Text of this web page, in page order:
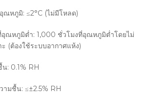
ณหภูมิ: ≤2°C (ไม่มีโหลด)
อุณหภูมิต่ำ: 1,000 ชั่วโมงที่อุณหภูมิต่ำโดยไม่
(ต้องใช้ระบบอากาศแห้ง)
: 0.1% RH
มชื้น: ≤±2.5% RH